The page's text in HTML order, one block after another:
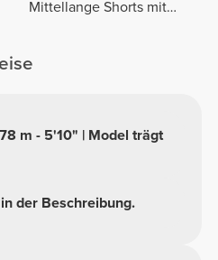
Mittellange Shorts mit
der Beschreibung.
m - 5'10" | Model trägt